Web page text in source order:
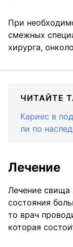
При
смежных
хирурга,
ЧИТАЙТЕ
Кариес в
ли по
Лечение
Лечение свища
состояния
то врач
которая